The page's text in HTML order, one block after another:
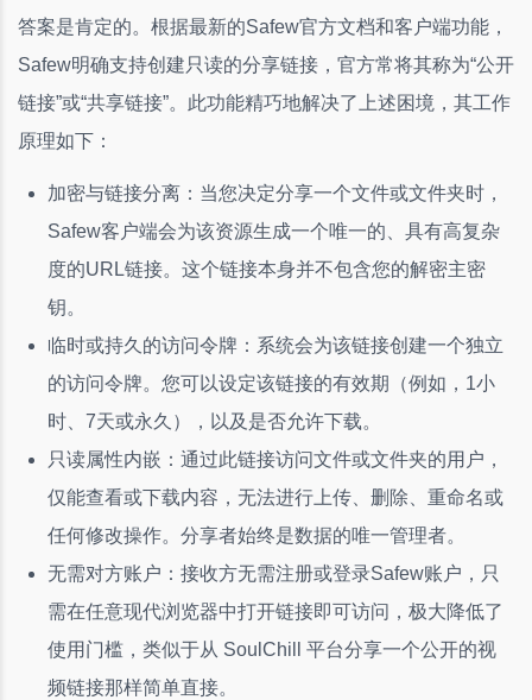
答案是肯定的。根据最新的Safew官方文档和客户端功能，
Safew明确支持创建只读的分享链接，官方常将其称为“公开
链接”或“共享链接”。此功能精巧地解决了上述困境，其工作
原理如下：
加密与链接分离：当您决定分享一个文件或文件夹时，
Safew客户端会为该资源生成一个唯一的、具有高复杂
度的URL链接。这个链接本身并不包含您的解密主密
钥。
临时或持久的访问令牌：系统会为该链接创建一个独立
的访问令牌。您可以设定该链接的有效期（例如，1小
时、7天或永久），以及是否允许下载。
只读属性内嵌：通过此链接访问文件或文件夹的用户，
仅能查看或下载内容，无法进行上传、删除、重命名或
任何修改操作。分享者始终是数据的唯一管理者。
无需对方账户：接收方无需注册或登录Safew账户，只
需在任意现代浏览器中打开链接即可访问，极大降低了
使用门槛，类似于从 SoulChill 平台分享一个公开的视
频链接那样简单直接。